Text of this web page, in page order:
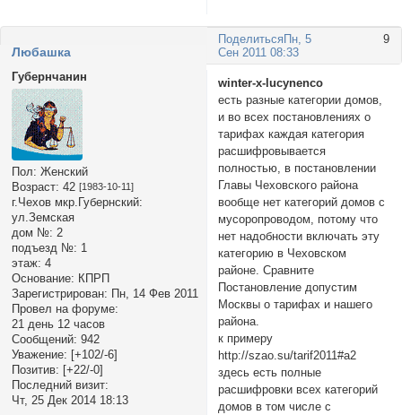
Поделиться 9
Пн, 5
Сен 2011 08:33
Любашка
Губернчанин
Пол: Женский
Возраст: 42 [1983-10-11]
г.Чехов мкр.Губернский:
ул.Земская
дом №: 2
подъезд №: 1
этаж: 4
Основание: КПРП
Зарегистрирован: Пн, 14 Фев 2011
Провел на форуме:
21 день 12 часов
Сообщений: 942
Уважение: [+102/-6]
Позитив: [+22/-0]
Последний визит:
Чт, 25 Дек 2014 18:13
winter-x-lucynenco
есть разные категории домов,
и во всех постановлениях о
тарифах каждая категория
расшифровывается
полностью, в постановлении
Главы Чеховского района
вообще нет категорий домов с
мусоропроводом, потому что
нет надобности включать эту
категорию в Чеховском
районе. Сравните
Постановление допустим
Москвы о тарифах и нашего
района.
к примеру
http://szao.su/tarif2011#a2
здесь есть полные
расшифровки всех категорий
домов в том числе с